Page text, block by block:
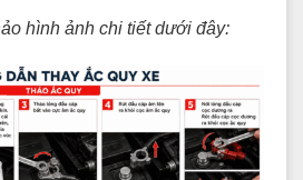
hình ảnh chi tiết dưới đây: